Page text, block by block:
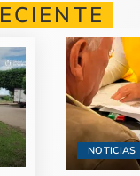
NOTICIAS